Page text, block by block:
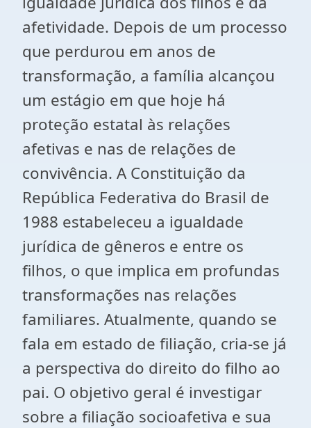
afetividade. Depois de um processo
que perdurou em anos de
transformação, a família alcançou
um estágio em que hoje há
proteção estatal às relações
afetivas e nas de relações de
convivência. A Constituição da
República Federativa do Brasil de
1988 estabeleceu a igualdade
jurídica de gêneros e entre os
filhos, o que implica em profundas
transformações nas relações
familiares. Atualmente, quando se
fala em estado de filiação, cria-se já
a perspectiva do direito do filho ao
pai. O objetivo geral é investigar
sobre a filiação socioafetiva e sua